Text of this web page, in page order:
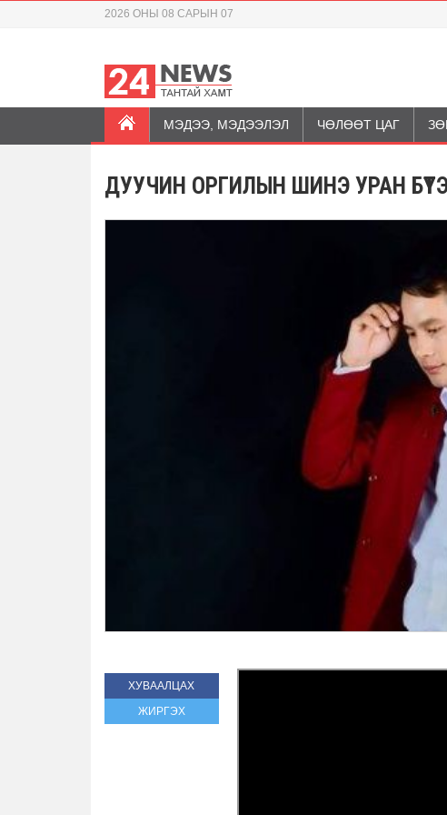
2026 ОНЫ 08 САРЫН 07
МЭДЭЭ, МЭДЭЭЛЭЛ ЧӨЛӨӨТ ЦАГ
ДУУЧИН ОРГИЛЫН ШИНЭ УРАН
ХУВААЛЦАХ
ЖИРГЭХ